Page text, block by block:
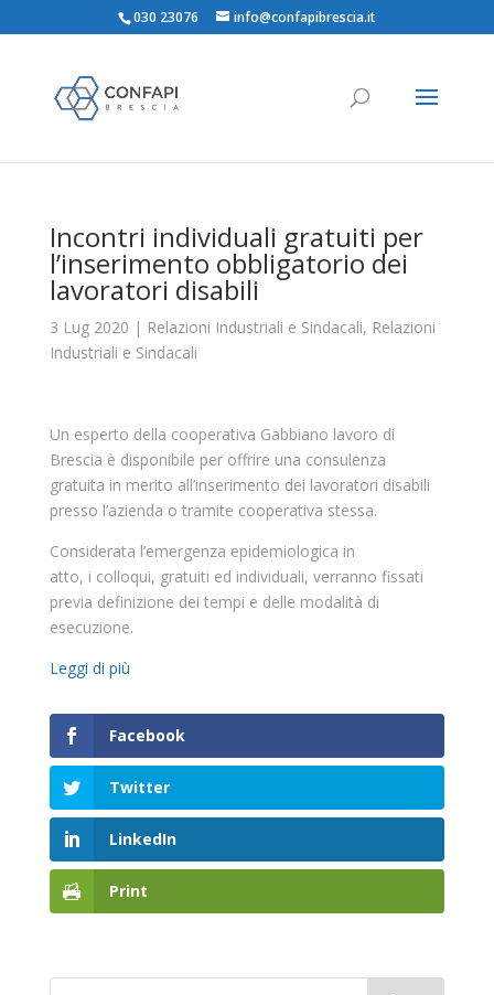
030 23076 info@confapibrescia.it
Incontri individuali gratuiti per
l’inserimento obbligatorio dei
lavoratori disabili
3 Lug 2020 | Relazioni Industriali e Sindacali, Relazioni
Industriali e Sindacali
Un esperto della cooperativa Gabbiano lavoro di
Brescia è disponibile per offrire una consulenza
gratuita in merito all’inserimento dei lavoratori disabili
presso l’azienda o tramite cooperativa stessa.
Considerata l’emergenza epidemiologica in
atto, i colloqui, gratuiti ed individuali, verranno fissati
previa definizione dei tempi e delle modalità di
esecuzione.
Leggi di più
Facebook
Twitter
LinkedIn
Print